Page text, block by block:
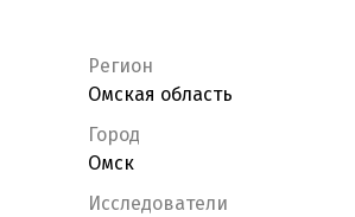
Регион
Омская область
Город
Омск
Исследователи